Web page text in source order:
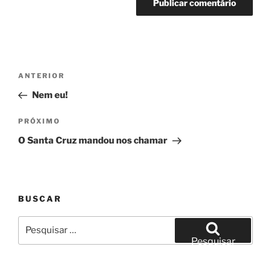
Navegação
Post
Post
anterior
ANTERIOR
Nem eu!
Próximo
post
PRÓXIMO
O Santa Cruz mandou nos chamar
BUSCAR
por:
Pesquisar